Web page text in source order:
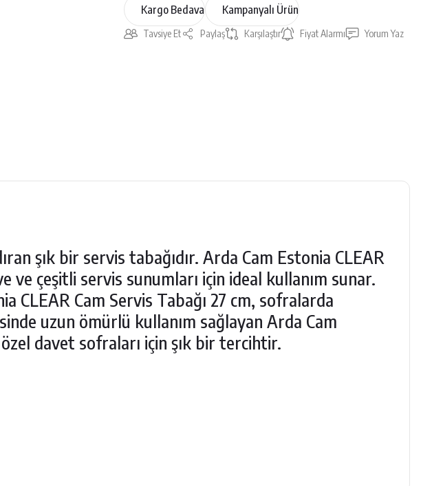
Kargo Bedava Kampanyalı Ürün
Tavsiye Et Paylaş Karşılaştır Fiyat Alarmı Yorum Yaz
şık bir servis tabağıdır. Arda Cam Estonia CLEAR
ve çeşitli servis sunumları için ideal kullanım sunar.
CLEAR Cam Servis Tabağı 27 cm, sofralarda
uzun ömürlü kullanım sağlayan Arda Cam
davet sofraları için şık bir tercihtir.